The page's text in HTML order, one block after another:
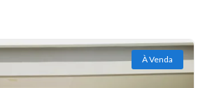
À Venda